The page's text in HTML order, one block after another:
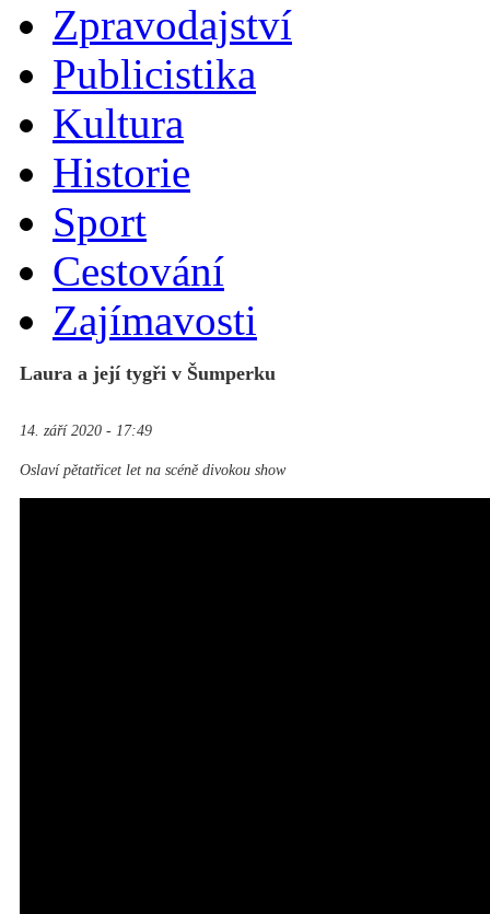
Zpravodajství
Publicistika
Kultura
Historie
Sport
Cestování
Zajímavosti
Laura a její tygři v Šumperku
14. září 2020 - 17:49
Oslaví pětatřicet let na scéně divokou show